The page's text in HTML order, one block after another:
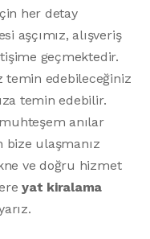
her detay
aşçımız, alışveriş
geçmektedir.
temin edebileceğiniz
temin edebilir.
anılar
ulaşmanız
ve doğru hizmet
yat kiralama